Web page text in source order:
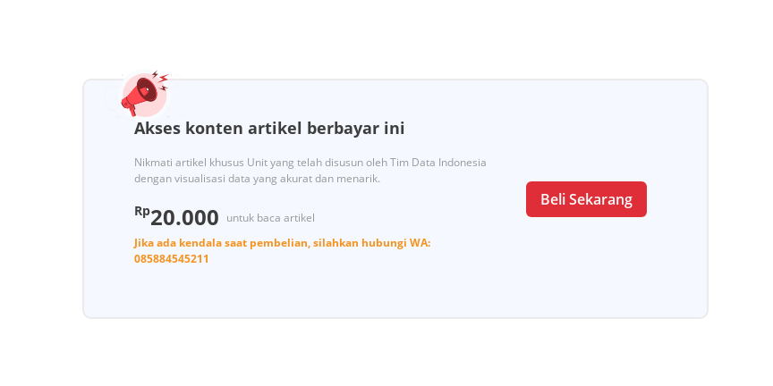
Akses konten artikel berbayar ini
Nikmati artikel khusus Unit yang telah disusun oleh Tim Data Indonesia
dengan visualisasi data yang akurat dan menarik.
Rp20.000 untuk baca artikel
Jika ada kendala saat pembelian, silahkan hubungi WA:
085884545211
Beli Sekarang